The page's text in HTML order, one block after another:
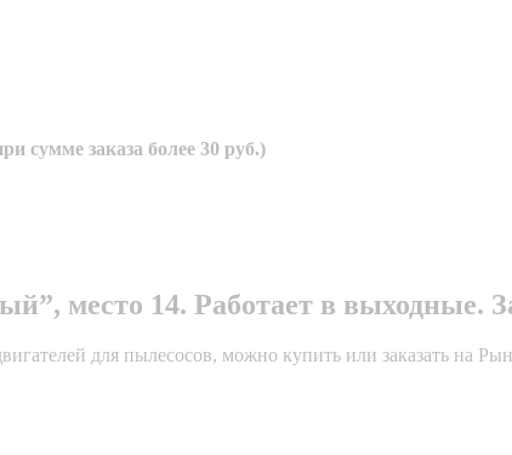
сумме заказа более 30 руб.)
место 14. Работает в выходные.
для пылесосов, можно купить или заказать на